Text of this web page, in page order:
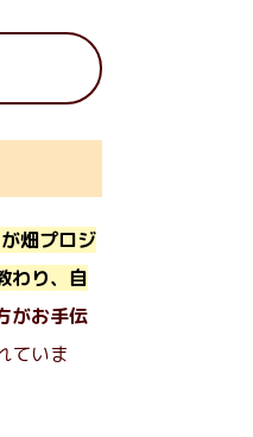
畑プロジ
わり、自
がお手伝
ていま